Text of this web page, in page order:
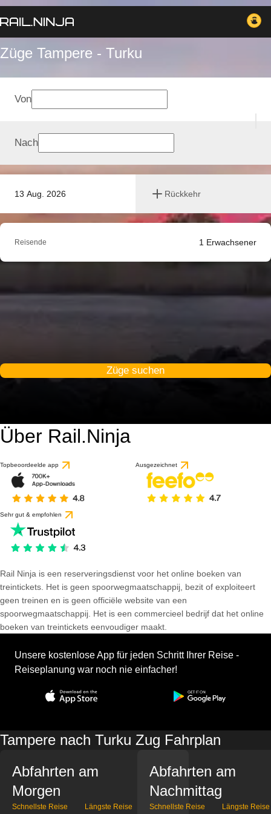
Züge Tampere - Turku
13 Aug. 2026 Rückkehr
Von
Nach
Reisende 1 Erwachsener
Züge suchen
Über Rail.Ninja
Topbeoordeelde app Ausgezeichnet
Sehr gut & empfohlen
Rail Ninja is een reserveringsdienst voor het online boeken van
treintickets. Het is geen spoorwegmaatschappij, bezit of exploiteert
geen treinen en is geen officiële website van een
spoorwegmaatschappij. Het is een commercieel bedrijf dat het online
boeken van treintickets eenvoudiger maakt.
Unsere kostenlose App für jeden Schritt Ihrer Reise -
Reiseplanung war noch nie einfacher!
Tampere nach Turku Zug Fahrplan
Abfahrten am
Morgen
Schnellste Reise Längste Reise
Abfahrten am
Nachmittag
Schnellste Reise Längste Reise
basierend auf 1